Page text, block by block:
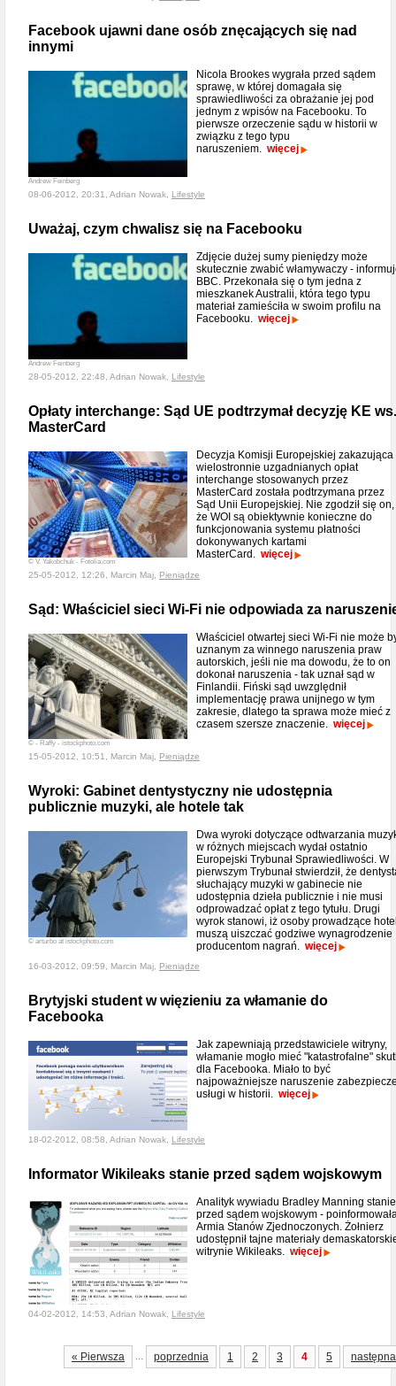
Facebook ujawni dane osób znęcających się nad
innymi
Andrew Feinberg
Nicola Brookes wygrała przed sądem
sprawę, w której domagała się
sprawiedliwości za obrażanie jej pod
jednym z wpisów na Facebooku. To
pierwsze orzeczenie sądu w historii w
związku z tego typu
naruszeniem. więcej
08-06-2012, 20:31, Adrian Nowak, Lifestyle
Uważaj, czym chwalisz się na Facebooku
Andrew Feinberg
Zdjęcie dużej sumy pieniędzy może
skutecznie zwabić włamywaczy -
BBC. Przekonała się o tym jedna z
mieszkanek Australii, która tego typu
materiał zamieściła w swoim profilu na
Facebooku. więcej
28-05-2012, 22:48, Adrian Nowak, Lifestyle
Opłaty interchange: Sąd UE podtrzymał decyzję KE ws.
MasterCard
© V. Yakobchuk - Fotolia.com
Decyzja Komisji Europejskiej zakazująca
wielostronnie uzgadnianych opłat
interchange stosowanych przez
MasterCard została podtrzymana przez
Sąd Unii Europejskiej. Nie zgodził się on,
że WOI są obiektywnie konieczne do
funkcjonowania systemu płatności
dokonywanych kartami
MasterCard. więcej
25-05-2012, 12:26, Marcin Maj, Pieniądze
Sąd: Właściciel sieci Wi-Fi nie odpowiada za
© - Raffy - istockphoto.com
Właściciel otwartej sieci Wi-Fi nie może
uznanym za winnego naruszenia praw
autorskich, jeśli nie ma dowodu, że to on
dokonał naruszenia - tak uznał sąd w
Finlandii. Fiński sąd uwzględnił
implementację prawa unijnego w tym
zakresie, dlatego ta sprawa może mieć z
czasem szersze znaczenie. więcej
15-05-2012, 10:51, Marcin Maj, Pieniądze
Wyroki: Gabinet dentystyczny nie udostępnia
publicznie muzyki, ale hotele tak
© arturbo at istockphoto.com
Dwa wyroki dotyczące odtwarzania
w różnych miejscach wydał ostatnio
Europejski Trybunał Sprawiedliwości. W
pierwszym Trybunał stwierdził, że
słuchający muzyki w gabinecie nie
udostępnia dzieła publicznie i nie musi
odprowadzać opłat z tego tytułu. Drugi
wyrok stanowi, iż osoby prowadzące
muszą uiszczać godziwe wynagrodzenie
producentom nagrań. więcej
16-03-2012, 09:59, Marcin Maj, Pieniądze
Brytyjski student w więzieniu za włamanie do
Facebooka
Jak zapewniają przedstawiciele witryny,
włamanie mogło mieć "katastrofalne"
dla Facebooka. Miało to być
najpoważniejsze naruszenie
usługi w historii. więcej
18-02-2012, 08:58, Adrian Nowak, Lifestyle
Informator Wikileaks stanie przed sądem wojskowym
Analityk wywiadu Bradley Manning stanie
przed sądem wojskowym -
Armia Stanów Zjednoczonych. Żołnierz
udostępnił tajne materiały
witrynie Wikileaks. więcej
04-02-2012, 14:53, Adrian Nowak, Lifestyle
« Pierwsza ... poprzednia 1 2 3 4 5 następna